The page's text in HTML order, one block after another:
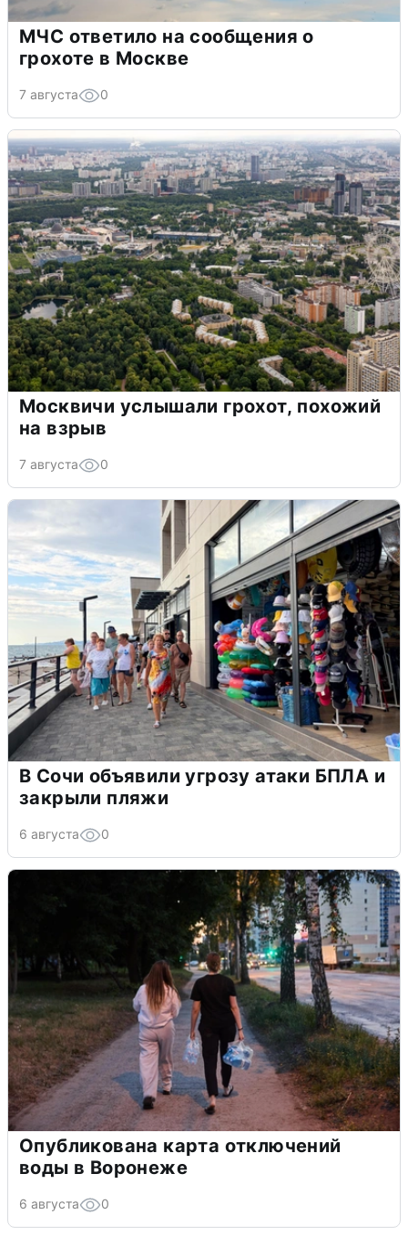
МЧС ответило на сообщения о
грохоте в Москве
7 августа 0
Москвичи услышали грохот, похожий
на взрыв
7 августа 0
В Сочи объявили угрозу атаки БПЛА и
закрыли пляжи
6 августа 0
Опубликована карта отключений
воды в Воронеже
6 августа 0